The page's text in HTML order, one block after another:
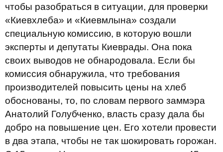
чтобы разобраться в ситуации, для проверки
«Киевхлеба» и «Киевмлына» создали
специальную комиссию, в которую вошли
эксперты и депутаты Киеврады. Она пока
своих выводов не обнародовала. Если бы
комиссия обнаружила, что требования
производителей повысить цены на хлеб
обоснованы, то, по словам первого заммэра
Анатолий Голубченко, власть сразу дала бы
добро на повышение цен. Его хотели провести
в два этапа, чтобы не так шокировать горожан.